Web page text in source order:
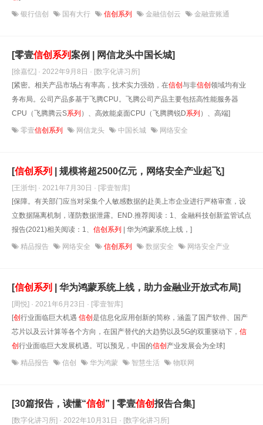
银行信创 国有大行 信创系列 金融信创云 金融壹账通
[零壹信创 系列案例 | 网信龙头中国长城]
[徐嘉忆] · 2022年9月8日 · [数字化讲习所]
[紧密。相关产品市场占有率高，技术实力强劲，在信创与非信创领域均有业
务布局。公司产品多基于飞腾CPU。飞腾公司产品主要包括高性能服务器
CPU（飞腾腾云S系列 ）、高效能桌面CPU（飞腾腾锐D系列 ）、高端]
零壹信创系列 网信龙头 中国长城 网络安全
[信创 系列 | 规模将超2500亿元，网络安全产业起飞]
[王浙华] · 2021年7月30日 · [零壹智库]
[保障。有关部门应当对采集个人敏感数据的赴美上市企业进行严格审查，设
立数据隔离机制，谨防数据泄露。END.推荐阅读：1、金融科技创新监管试点
报告(2021)相关阅读：1、 信创系列 | 华为鸿蒙系统上线，]
精品报告 网络安全 信创系列 数据安全 网络安全产业
[信创 系列 | 华为鸿蒙系统上线，助力金融业开放式布局]
[周悦] · 2021年6月23日 · [零壹智库]
[创行业面临巨大机遇 信创是信息化应用创新的简称，涵盖了国产软件、国产
芯片以及云计算等各个方向，在国产替代的大趋势以及5G的双重驱动下， 信
创行业面临巨大发展机遇。可以预见，中国的信创产业发展会为全球]
精品报告 信创 华为鸿蒙 智慧生活 物联网
[30篇报告，读懂“信创 ” | 零壹信创报告合集]
[数字化讲习所] · 2022年10月31日 · [数字化讲习所]